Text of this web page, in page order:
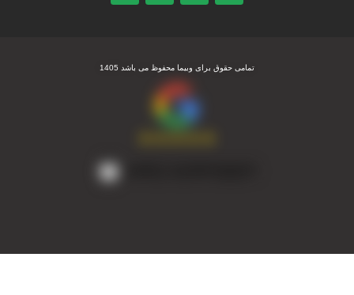
تمامی حقوق برای وبیما محفوظ می باشد 1405